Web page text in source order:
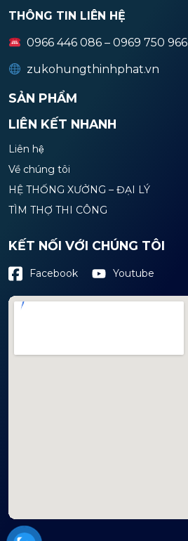
THÔNG TIN LIÊN HỆ
0966 446 086 – 0969 750 966
zukohungthinhphat.vn
SẢN PHẨM
LIÊN KẾT NHANH
Liên hệ
Về chúng tôi
HỆ THỐNG XƯỞNG – ĐẠI LÝ
TÌM THỢ THI CÔNG
KẾT NỐI VỚI CHÚNG TÔI
Facebook Youtube
mapembeds.com